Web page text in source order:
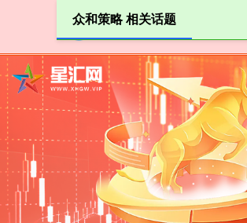
众和策略 相关话题